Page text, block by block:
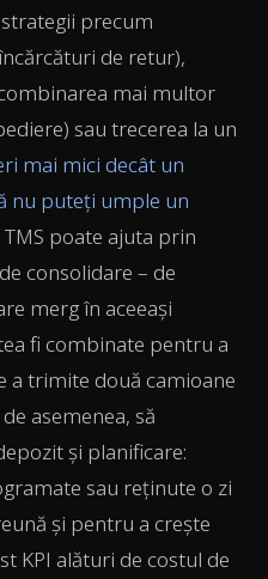
precum
de retur),
mai multor
sau trecerea la un
mai mici decât un
nu puteți umple un
TMS poate ajuta prin
consolidare – de
merg în aceeași
fi combinate pentru a
a trimite două camioane
asemenea, să
și planificare:
sau reținute o zi
și pentru a crește
KPI alături de costul de